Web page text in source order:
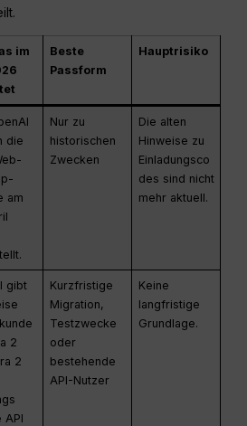
im
Beste
Passform
Hauptrisiko
die
am
Nur zu
historischen
Zwecken
Die alten
Hinweise zu
Einladungsco
des sind nicht
mehr aktuell.
gibt
2
2
API
Kurzfristige
Migration,
Testzwecke
oder
bestehende
API-Nutzer
Keine
langfristige
Grundlage.